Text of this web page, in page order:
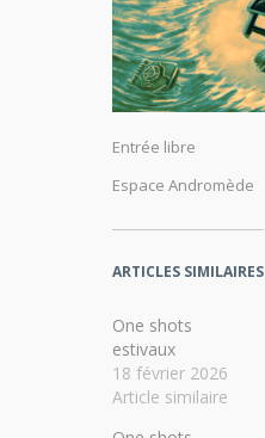
Entrée libre
Espace Andromède
ARTICLES SIMILAIRES
One shots
estivaux
18 février 2026
Article similaire